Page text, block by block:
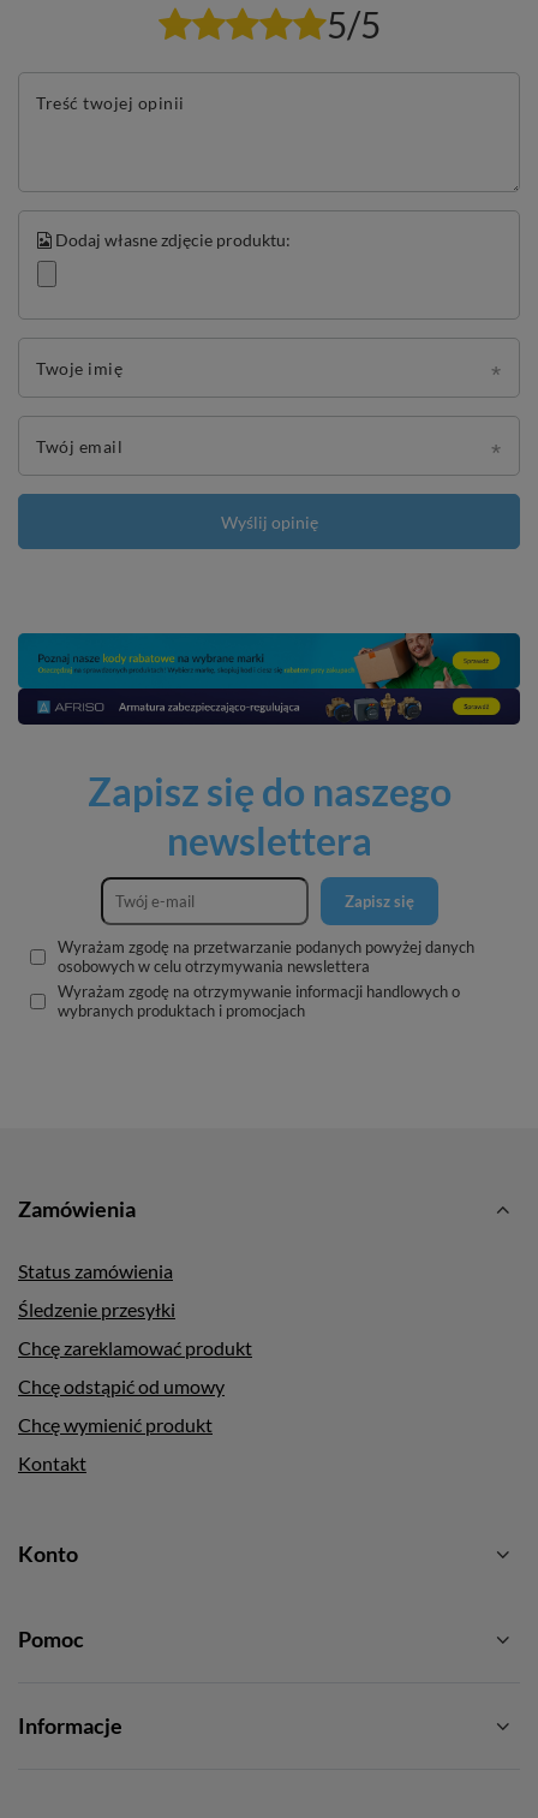
5/5
Treść twojej opinii
Dodaj własne zdjęcie produktu:
Twoje imię
Twój email
Wyślij opinię
Zapisz się do naszego
newslettera
Zapisz się
Wyrażam zgodę na przetwarzanie podanych powyżej danych
osobowych w celu otrzymywania newslettera
Wyrażam zgodę na otrzymywanie informacji handlowych o
wybranych produktach i promocjach
Zamówienia
Status zamówienia
Śledzenie przesyłki
Chcę zareklamować produkt
Chcę odstąpić od umowy
Chcę wymienić produkt
Kontakt
Konto
Pomoc
Informacje